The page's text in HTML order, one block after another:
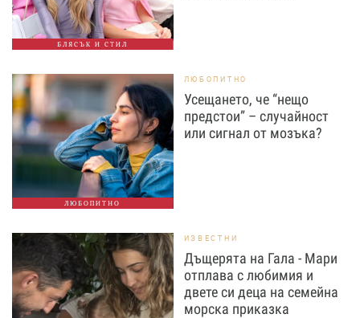
БЛЯСЪК И СТИЛ
ЛЮБОПИТНО
ЛЮБОПИТНО
Усещането, че “нещо
предстои” – случайност
или сигнал от мозъка?
ИЗВЕСТНИ
Дъщерята на Гала - Мари
отплава с любимия и
двете си деца на семейна
морска приказка